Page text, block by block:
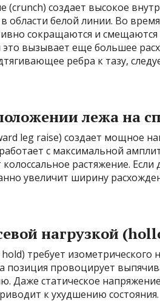
(crunch) создает высокое
области белой линии. Во
сокращаются и смещаются
это вызывает еще большее
ребра к тазу,
лежа на
leg raise) создает мощное
с максимальной
растяжение. Если
увеличит ширину
нагрузкой
требует изометрического
позиция провоцирует
Даже статическое
к ухудшению состояния.